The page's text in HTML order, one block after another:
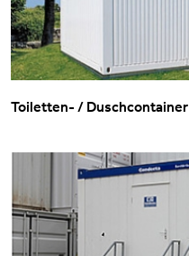
Toiletten- / Duschcontainer